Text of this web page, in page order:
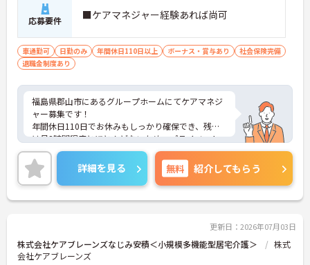
応募要件 ■ケアマネジャー経験あれば尚可
車通勤可 日勤のみ 年間休日110日以上 ボーナス・賞与あり
社会保険完備
退職金制度あり
福島県郡山市にあるグループホームにてケアマネジ
ャー募集です！
年間休日110日でお休みもしっかり確保でき、残業
は月2時間程度とほとんどないため、プライベート
との両立も叶いやすい環境です。マイカー通勤も可
能で、毎日の通勤もスムーズです。
ご興味のある方には、面接対策ポイントなど、さら
に詳細をご案内しますのでお気軽にご相談くださ
い！
詳細を見る 無料 紹介してもらう
更新日：2026年07月03日
株式会社ケアブレーンズなじみ安積＜小規模多機能型居宅介護＞
株式
会社ケアブレーンズ